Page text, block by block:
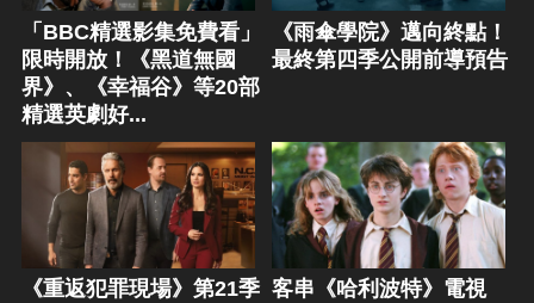
「BBC精選影集免費看」
限時開放！《黑道無國
界》、《幸福谷》等20部
精選英劇好...
《雨傘學院》邁向終點！
最終第四季公開前導預告
《重返犯罪現場》第21季 客串《哈利波特》電視